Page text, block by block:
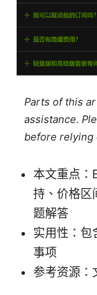
Parts of this
assistance.
before relying
本文重点：
持、价格区
题解答
实用性：包
事项
参考资源：